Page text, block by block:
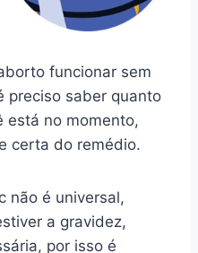
funcionar sem
preciso saber quanto
está no momento,
certa do remédio.
não é universal,
a gravidez,
por isso é